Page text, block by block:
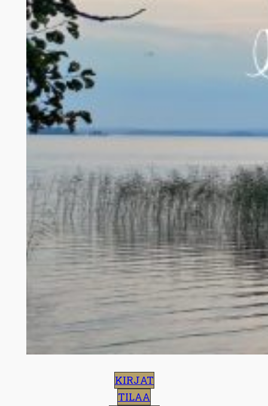
KIRJAT
TILAA